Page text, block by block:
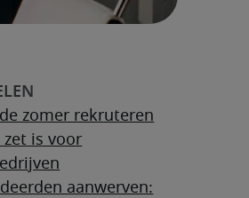
zomer rekruteren
zet is voor
aanwerven: